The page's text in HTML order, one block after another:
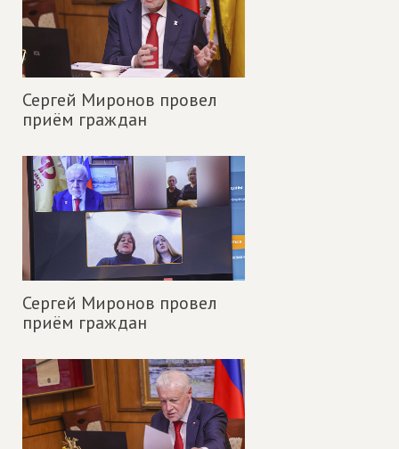
Сергей Миронов провел
приём граждан
Сергей Миронов провел
приём граждан